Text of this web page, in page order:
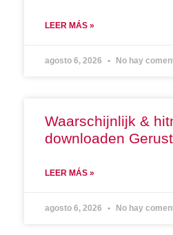
LEER MÁS »
agosto 6, 2026 No hay
Waarschijnlijk &
downloaden
LEER MÁS »
agosto 6, 2026 No hay